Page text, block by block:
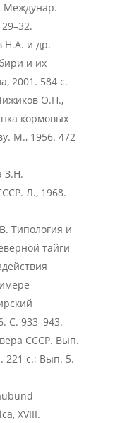
Междунар.
Н.А. и др.
и их
2001. 584 с.
О.Н.,
кормовых
М., 1956. 472
З.Н.
Л., 1968.
Типология и
тайги
С. 933–943.
СССР. Вып.
221 с.; Вып. 5.
XVIII.